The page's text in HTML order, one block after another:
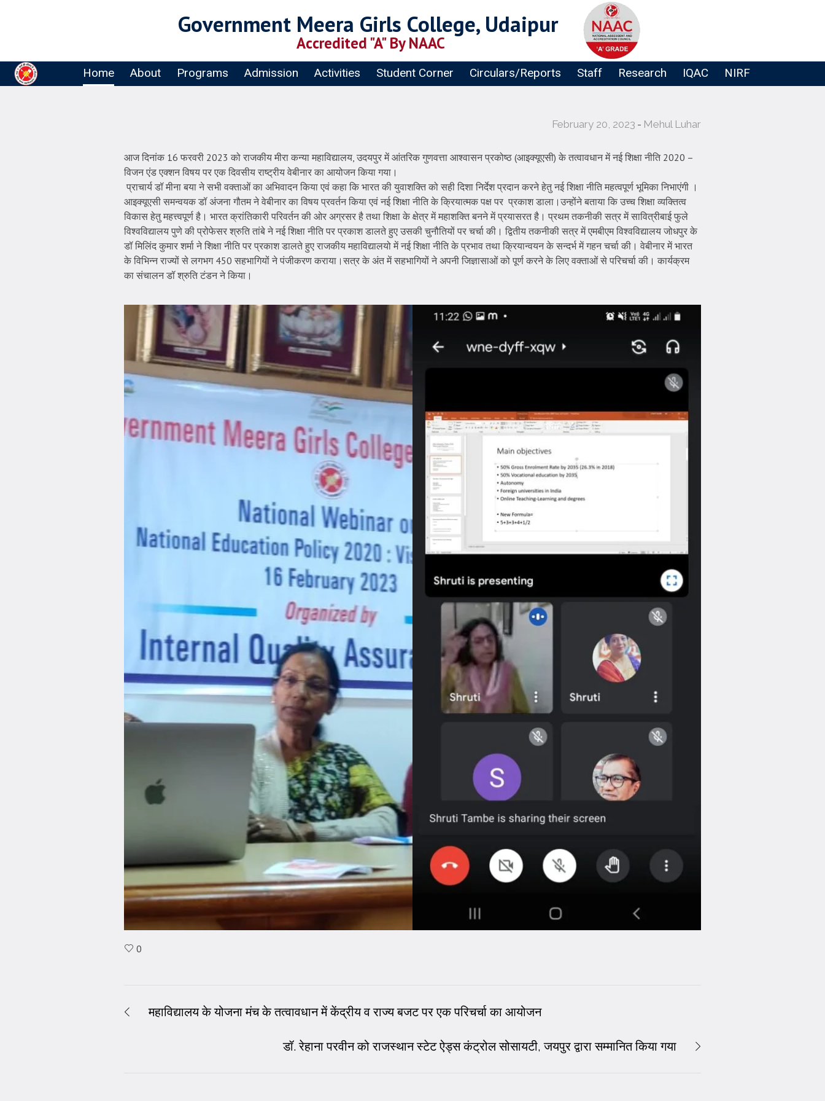
Government Meera Girls College, Udaipur
Accredited "A" By NAAC
Home About Programs Admission Activities Student Corner Circulars/Reports Staff Research IQAC NIRF
February 20, 2023 Mehul Luhar
आज दिनांक 16 फरवरी 2023 को राजकीय मीरा कन्या महाविद्यालय, उदयपुर में आंतरिक गुणवत्ता आश्वासन प्रकोष्ठ (आइक्यूएसी) के तत्वावधान में नई शिक्षा नीति 2020 –
विजन एंड एक्शन विषय पर एक दिवसीय राष्ट्रीय वेबीनार का आयोजन किया गया।
प्राचार्य डॉ मीना बया ने सभी वक्ताओं का अभिवादन किया एवं कहा कि भारत की युवाशक्ति को सही दिशा निर्देश प्रदान करने हेतु नई शिक्षा नीति महत्वपूर्ण भूमिका निभाएंगी ।
आइक्यूएसी समन्वयक डॉ अंजना गौतम ने वेबीनार का विषय प्रवर्तन किया एवं नई शिक्षा नीति के क्रियात्मक पक्ष पर प्रकाश डाला।उन्होंने बताया कि उच्च शिक्षा व्यक्तित्व
विकास हेतु महत्त्वपूर्ण है। भारत क्रांतिकारी परिवर्तन की ओर अग्रसर है तथा शिक्षा के क्षेत्र में महाशक्ति बनने में प्रयासरत है। प्रथम तकनीकी सत्र में सावित्रीबाई फुले
विश्वविद्यालय पुणे की प्रोफेसर श्रुति तांबे ने नई शिक्षा नीति पर प्रकाश डालते हुए उसकी चुनौतियों पर चर्चा की। द्वितीय तकनीकी सत्र में एमबीएम विश्वविद्यालय जोधपुर के
डॉ मिलिंद कुमार शर्मा ने शिक्षा नीति पर प्रकाश डालते हुए राजकीय महाविद्यालयो में नई शिक्षा नीति के प्रभाव तथा क्रियान्वयन के सन्दर्भ में गहन चर्चा की। वेबीनार में भारत
के विभिन्न राज्यों से लगभग 450 सहभागियों ने पंजीकरण कराया।सत्र के अंत में सहभागियों ने अपनी जिज्ञासाओं को पूर्ण करने के लिए वक्ताओं से परिचर्चा की। कार्यक्रम
का संचालन डॉ श्रुति टंडन ने किया।
0
महाविद्यालय के योजना मंच के तत्वावधान में केंद्रीय व राज्य बजट पर एक परिचर्चा का आयोजन
डॉ. रेहाना परवीन को राजस्थान स्टेट ऐड्स कंट्रोल सोसायटी, जयपुर द्वारा सम्मानित किया गया